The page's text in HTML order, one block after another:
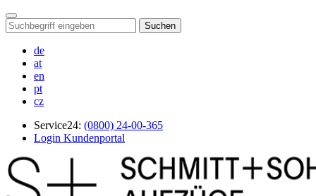
Suchen
de
at
en
pt
cz
Service24: (0800) 24-00-365
Login Kundenportal